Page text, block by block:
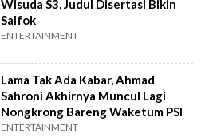
Wisuda S3, Judul Disertasi Bikin
Salfok
ENTERTAINMENT
Lama Tak Ada Kabar, Ahmad
Sahroni Akhirnya Muncul Lagi
Nongkrong Bareng Waketum PSI
ENTERTAINMENT